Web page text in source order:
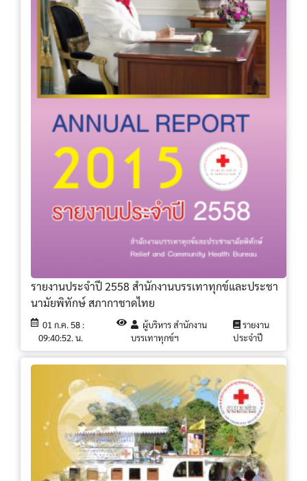
รายงานประจำปี 2558 สำนักงานบรรเทาทุกข์และประชา
นามัยพิทักษ์ สภากาชาดไทย
01 ก.ค. 58 :
09:40:52. น.
ผู้บริหาร สำนักงาน
บรรเทาทุกข์ฯ
รายงาน
ประจำปี